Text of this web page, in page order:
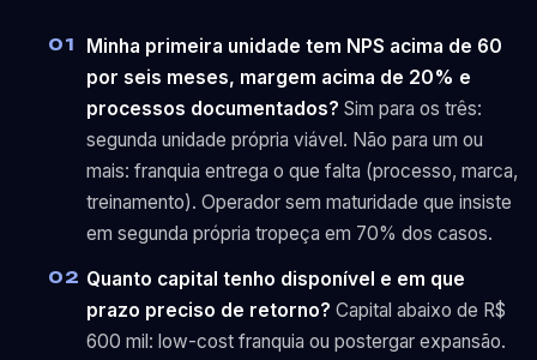
Minha primeira unidade tem NPS acima de 60
por seis meses, margem acima de 20% e
processos documentados? Sim para os três:
segunda unidade própria viável. Não para um ou
mais: franquia entrega o que falta (processo, marca,
treinamento). Operador sem maturidade que insiste
em segunda própria tropeça em 70% dos casos.
Quanto capital tenho disponível e em que
prazo preciso de retorno? Capital abaixo de R$
600 mil: low-cost franquia ou postergar expansão.